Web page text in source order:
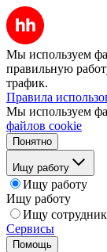
Мы используем
правильную
трафик.
Правила
Мы используем
файлов cookie
Понятно
Ищу работу
Ищу работу
Ищу работу
Ищу
Сервисы
Помощь